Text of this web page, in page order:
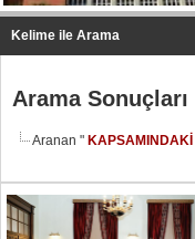
Kelime ile Arama
Arama Sonuçları
Aranan " KAPSAMINDAKİ